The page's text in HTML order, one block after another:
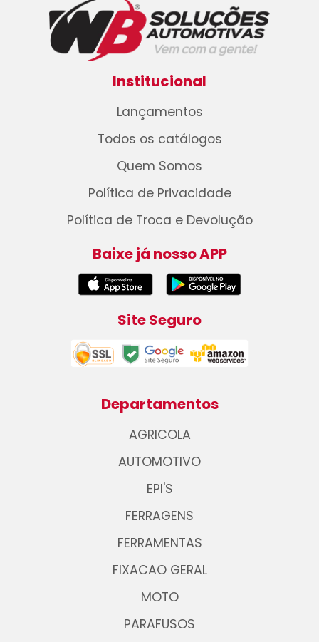
Institucional
Lançamentos
Todos os catálogos
Quem Somos
Política de Privacidade
Política de Troca e Devolução
Baixe já nosso APP
Site Seguro
Departamentos
AGRICOLA
AUTOMOTIVO
EPI'S
FERRAGENS
FERRAMENTAS
FIXACAO GERAL
MOTO
PARAFUSOS